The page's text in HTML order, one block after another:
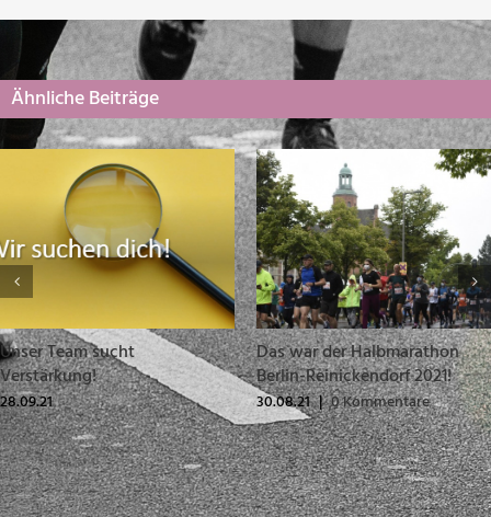
Ähnliche Beiträge
Unser Team sucht
Verstärkung!
28.09.21
Das war der Halbmarathon
Berlin-Reinickendorf 2021!
30.08.21 | 0 Kommentare